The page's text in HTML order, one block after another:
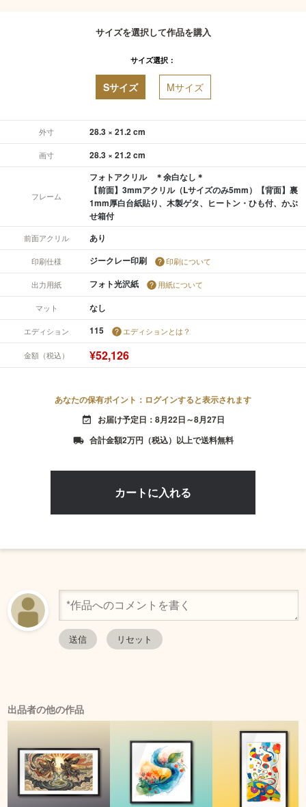
サイズを選択して作品を購入
サイズ選択：
Sサイズ Mサイズ
外寸 28.3 × 21.2 cm
画寸 28.3 × 21.2 cm
フレーム
フォトアクリル ＊余白なし＊
【前面】3mmアクリル（Lサイズのみ5mm）【背面】裏
1mm厚白台紙貼り、木製ゲタ、ヒートン・ひも付、かぶ
せ箱付
前面アクリル あり
印刷仕様 ジークレー印刷 印刷について
出力用紙 フォト光沢紙 用紙について
マット なし
エディション 115 エディションとは？
金額（税込） ¥52,126
あなたの保有ポイント：ログインすると表示されます
event_available お届け予定日：8月22日～8月27日
local_shipping 合計金額2万円（税込）以上で送料無料
出品者の他の作品